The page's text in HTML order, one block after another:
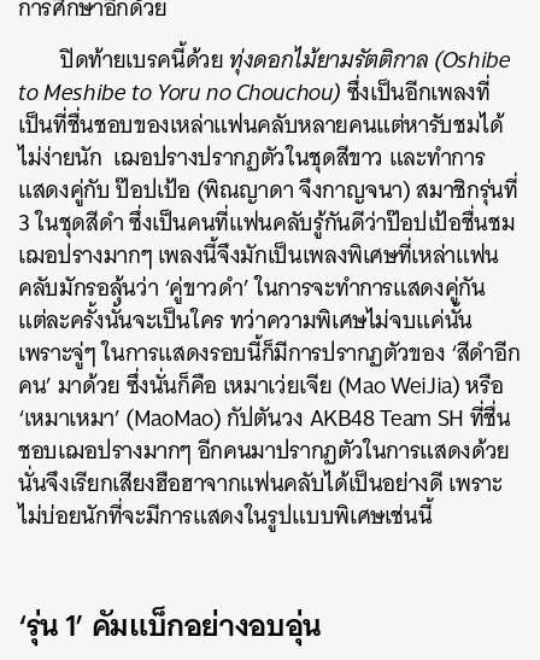
ปิดท้ายเบรคนี้ด้วยทุ่งดอกไม้ยามรัตติกาล (Oshibe
to Meshibe to Yoru no Chouchou)ซึ่งเป็นอีกเพลงที่
เป็นที่ชื่นชอบของเหล่าแฟนคลับหลายคนแต่หารับชมได้
ไม่ง่ายนัก เฌอปรางปรากฏตัวในชุดสีขาว และทำการ
แสดงคู่กับ ป๊อปเป้อ (พิณญาดา จึงกาญจนา) สมาชิกรุ่นที่
3 ในชุดสีดำ ซึ่งเป็นคนที่แฟนคลับรู้กันดีว่าป๊อปเป้อชื่นชม
เฌอปรางมากๆ เพลงนี้จึงมักเป็นเพลงพิเศษที่เหล่าแฟน
คลับมักรอลุ้นว่า ‘คู่ขาวดำ’ ในการจะทำการแสดงคู่กัน
แต่ละครั้งนั้นจะเป็นใคร ทว่าความพิเศษไม่จบแค่นั้น
เพราะจู่ๆ ในการแสดงรอบนี้ก็มีการปรากฏตัวของ ‘สีดำอีก
คน’ มาด้วย ซึ่งนั่นก็คือ เหมาเว่ยเจีย (Mao WeiJia) หรือ
‘เหมาเหมา’ (MaoMao) กัปตันวง AKB48 Team SH ที่ชื่น
ชอบเฌอปรางมากๆ อีกคนมาปรากฏตัวในการแสดงด้วย
นั่นจึงเรียกเสียงฮือฮาจากแฟนคลับได้เป็นอย่างดี เพราะ
ไม่บ่อยนักที่จะมีการแสดงในรูปแบบพิเศษเช่นนี้
‘รุ่น 1’ คัมแบ็กอย่างอบอุ่น